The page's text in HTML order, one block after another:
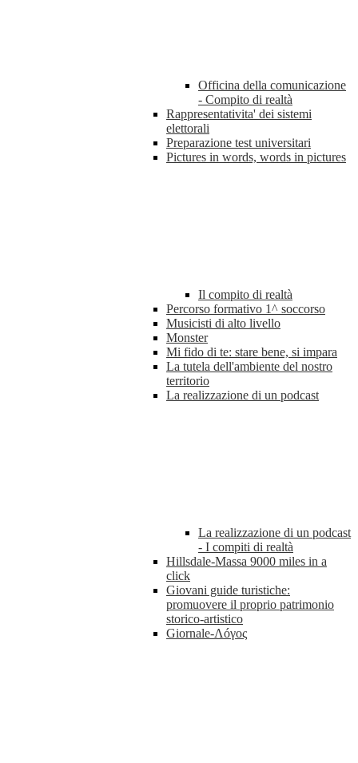
Officina della comunicazione
- Compito di realtà
Rappresentativita' dei sistemi
elettorali
Preparazione test universitari
Pictures in words, words in pictures
Il compito di realtà
Percorso formativo 1^ soccorso
Musicisti di alto livello
Monster
Mi fido di te: stare bene, si impara
La tutela dell'ambiente del nostro
territorio
La realizzazione di un podcast
La realizzazione di un podcast
- I compiti di realtà
Hillsdale-Massa 9000 miles in a
click
Giovani guide turistiche:
promuovere il proprio patrimonio
storico-artistico
Giornale-Λóγος